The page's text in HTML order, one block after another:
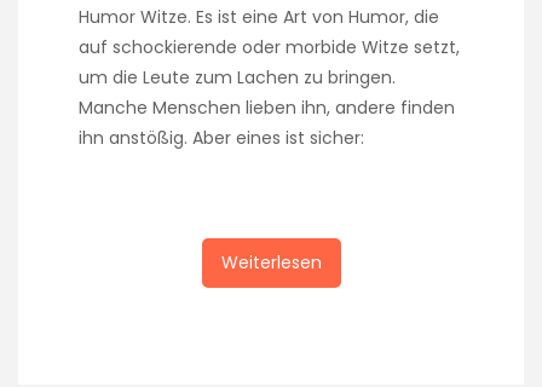
Humor Witze. Es ist eine Art von Humor, die
auf schockierende oder morbide Witze setzt,
um die Leute zum Lachen zu bringen.
Manche Menschen lieben ihn, andere finden
ihn anstößig. Aber eines ist sicher:
Weiterlesen